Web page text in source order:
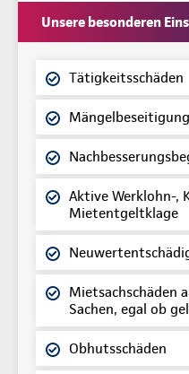
Unsere besonderen
Tätigkeitsschäden
Aktive Werklohn-,
Mietentgeltklage
Mietsachschäden
Sachen, egal ob
Obhutsschäden